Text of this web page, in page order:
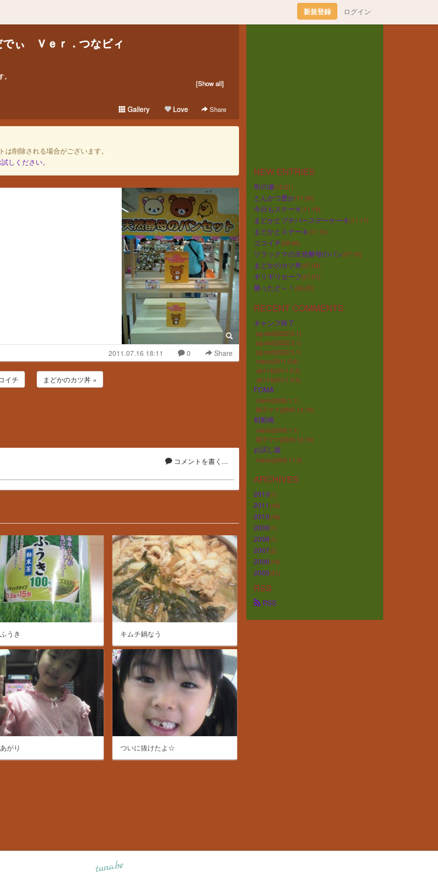
新規登録 ログイン
でぃ Ｖｅｒ．つなビィ
[Show all]
Gallery Love Share
削除される場合がございます。
しください。
2011.07.16 18:11 0 Share
イチ まどかのカツ丼 »
コメントを書く...
うき キムチ鍋なう
がり ついに抜けたよ☆
NEW ENTRIES
年の瀬(12.31)
とんかつ豊か(11.26)
今日もステーキ(11.19)
まどかとプチバースデーケーキ(11.17)
まどかとステーキ(11.13)
ココイチ(08.06)
リラックマの天然酵母のパン(07.16)
まどかのカツ丼(07.03)
ギリギリセーフ(07.01)
勝ったど～！ (06.25)
RECENT COMMENTS
キャンプ終了
pg slot(2022.5.1)
pg slot(2022.5.1)
pg slot(2022.5.1)
marlo(2011.5.6)
q6116(2011.5.5)
q6116(2011.5.5)
FOMA
marlo(2006.1.1)
順子ママ(2005.12.19)
初動画
marlo(2006.1.1)
順子ママ(2005.12.19)
お試し版
marlo(2005.11.3)
ARCHIVES
2013(1)
2011 (16)
2010(18)
2009(1)
2008(1)
2007(2)
2006(14)
2005(31)
RSS
RSS
tuna.be